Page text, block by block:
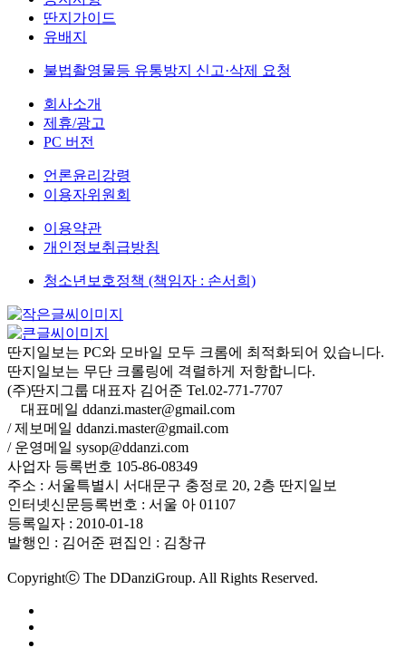
딴지가이드
유배지
불법촬영물등 유통방지 신고·삭제 요청
회사소개
제휴/광고
PC 버전
언론윤리강령
이용자위원회
이용약관
개인정보취급방침
청소년보호정책 (책임자 : 손서희)
딴지일보는 PC와 모바일 모두 크롬에 최적화되어 있습니다.
딴지일보는 무단 크롤링에 격렬하게 저항합니다.
(주)딴지그룹 대표자 김어준 Tel.02-771-7707
대표메일 ddanzi.master@gmail.com
/ 제보메일 ddanzi.master@gmail.com
/ 운영메일 sysop@ddanzi.com
사업자 등록번호 105-86-08349
주소 : 서울특별시 서대문구 충정로 20, 2층 딴지일보
인터넷신문등록번호 : 서울 아 01107
등록일자 : 2010-01-18
발행인 : 김어준 편집인 : 김창규
Copyrightⓒ The DDanziGroup. All Rights Reserved.